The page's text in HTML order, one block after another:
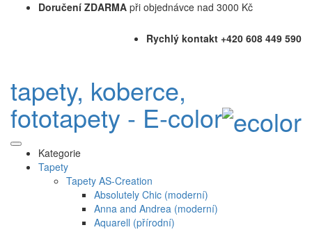
Doručení ZDARMA při objednávce nad 3000 Kč
Rychlý kontakt +420 608 449 590
tapety, koberce,
fototapety - E-color
Kategorie
Tapety
Tapety AS-Creation
Absolutely Chic (moderní)
Anna and Andrea (moderní)
Aquarell (přírodní)